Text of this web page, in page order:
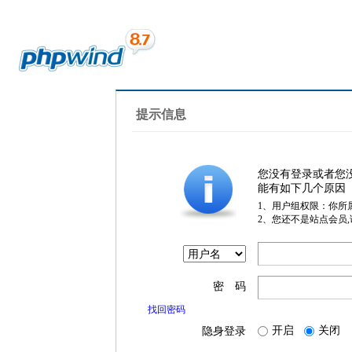
提示信息
您没有登录或者您
能有如下几个原因
1、用户组权限：你所
2、您还不是站点会员
密 码
找回密码
隐身登录 开启 关闭